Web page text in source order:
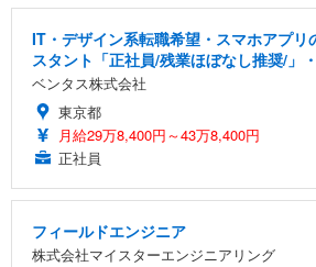
IT・デザイン系転職希望・スマホアプリ
スタント「正社員/残業ほぼなし推奨/」
ベンタス株式会社
東京都
月給29万8,400円～43万8,400円
正社員
フィールドエンジニア
株式会社マイスターエンジニアリング